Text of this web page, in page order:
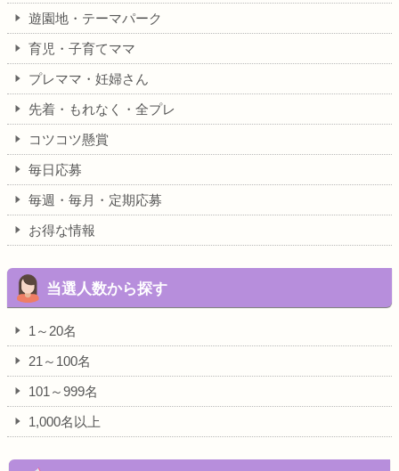
遊園地・テーマパーク
育児・子育てママ
プレママ・妊婦さん
先着・もれなく・全プレ
コツコツ懸賞
毎日応募
毎週・毎月・定期応募
お得な情報
当選人数から探す
1～20名
21～100名
101～999名
1,000名以上